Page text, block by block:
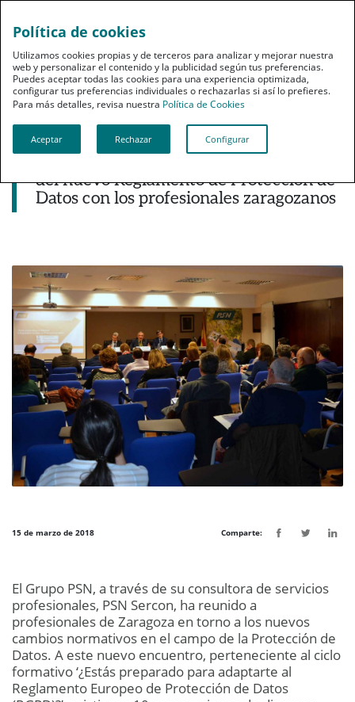
Noticias destacadas
El Grupo PSN aborda las implicaciones
del nuevo Reglamento de Protección de
Datos con los profesionales zaragozanos
15 de marzo de 2018 Comparte:
El Grupo PSN, a través de su consultora de servicios
profesionales, PSN Sercon, ha reunido a
profesionales de Zaragoza en torno a los nuevos
cambios normativos en el campo de la Protección de
Datos. A este nuevo encuentro, perteneciente al ciclo
formativo ‘¿Estás preparado para adaptarte al
Reglamento Europeo de Protección de Datos
Política de cookies
Utilizamos cookies propias y de terceros para analizar y mejorar nuestra
web y personalizar el contenido y la publicidad según tus preferencias.
Puedes aceptar todas las cookies para una experiencia optimizada,
configurar tus preferencias individuales o rechazarlas si así lo prefieres.
Para más detalles, revisa nuestra Política de Cookies
Aceptar Rechazar Configurar